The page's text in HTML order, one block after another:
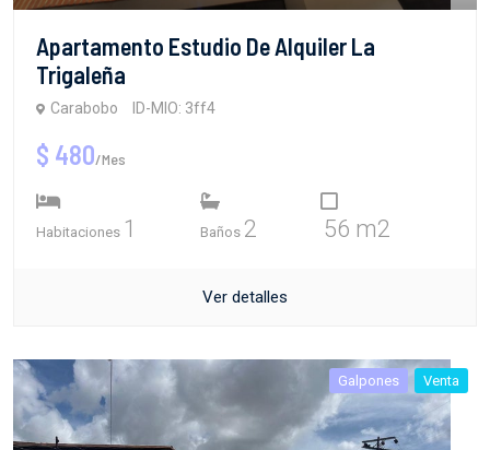
Apartamento Estudio De Alquiler La
Trigaleña
Carabobo ID-MIO: 3ff4
$ 480/Mes
Habitaciones 1 Baños 2 56 m2
Ver detalles
Galpones Venta